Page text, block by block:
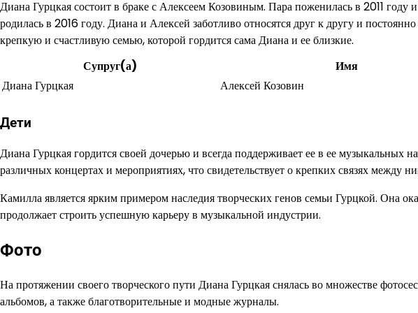
Диана Гурцкая состоит в браке с Алексеем Козовиным. Пара поженилась в 2011 году
родилась в 2016 году. Диана и Алексей заботливо относятся друг к другу и
крепкую и счастливую семью, которой гордится сама Диана и ее близкие.
Супруг(а)
Имя
Диана Гурцкая
Алексей Козовин
Дети
Диана Гурцкая гордится своей дочерью и всегда поддерживает ее в ее музыкальных
различных концертах и мероприятиях, что свидетельствует о крепких связях между
Камилла является ярким примером наследия творческих генов семьи Гурцкой. Она
продолжает строить успешную карьеру в музыкальной индустрии.
Фото
На протяжении своего творческого пути Диана Гурцкая снялась во множестве
альбомов, а также благотворительные и модные журналы.